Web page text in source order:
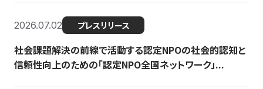
2026.07.02 プレスリリース
社会課題解決の前線で活動する認定NPOの社会的認知と
信頼性向上のための「認定NPO全国ネットワーク」...